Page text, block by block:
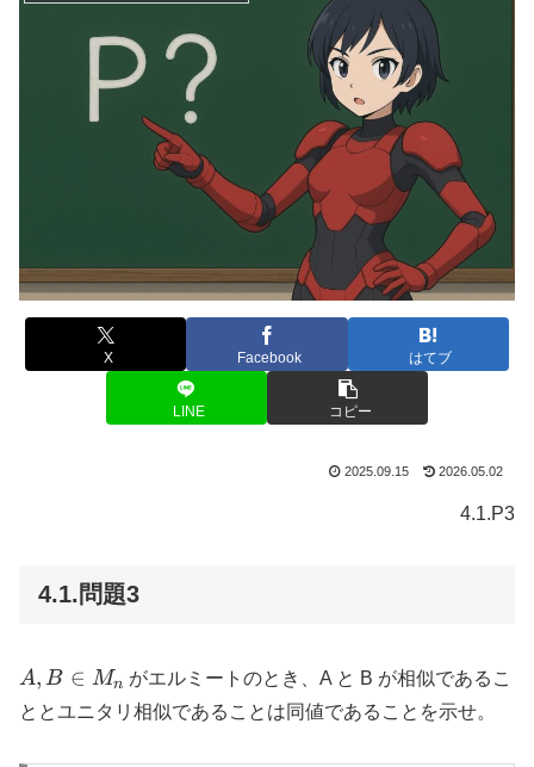
X Facebook はてブ
LINE コピー
2025.09.15 2026.05.02
4.1.P3
4.1.問題3
A, B
\in
A, B ∈ Mn がエルミートのとき、A と B が相似であるこ
ととユニタリ相似であることは同値であることを示せ。